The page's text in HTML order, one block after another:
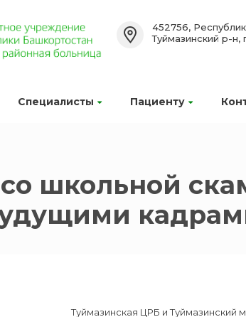
Специалисты Пациенту
452756,
Туймазинский р-н,
школьной
Туймазинская ЦРБ и